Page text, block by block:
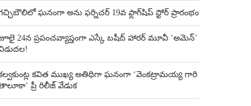
ఘనంగా అను ఫర్నిచర్ 19వ ఫ్లాగ్‌షిప్ స్టోర్ ప్రారంభం
24న ప్రపంచవ్యాప్తంగా ఎస్కే బషీద్‌ హారర్ మూవీ ‘అమెన్’
కవిత ముఖ్య అతిథిగా ఘనంగా ‘వెంకట్రామయ్య గారి
ప్రీ రిలీజ్ వేడుక